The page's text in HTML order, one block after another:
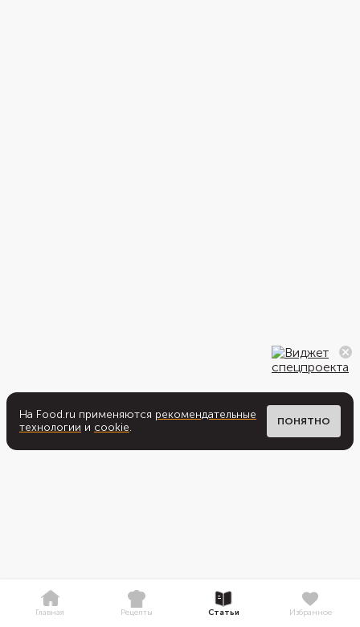
На Food.ru применяются рекомендательные
технологии и cookie. ПОНЯТНО
Главная Рецепты Статьи Избранное